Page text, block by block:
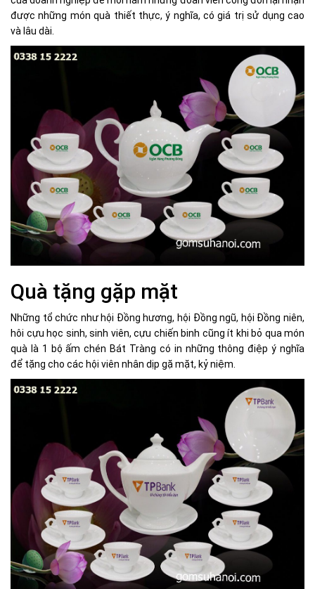
được những món quà thiết thực, ý nghĩa, có giá trị sử dụng cao
và lâu dài.
Quà tặng gặp mặt
Những tổ chức như hội Đồng hương, hội Đồng ngũ, hội Đồng niên,
hôi cựu học sinh, sinh viên, cựu chiến binh cũng ít khi bỏ qua món
quà là 1 bộ ấm chén Bát Tràng có in những thông điệp ý nghĩa
để tặng cho các hội viên nhân dịp gặ mặt, kỷ niệm.